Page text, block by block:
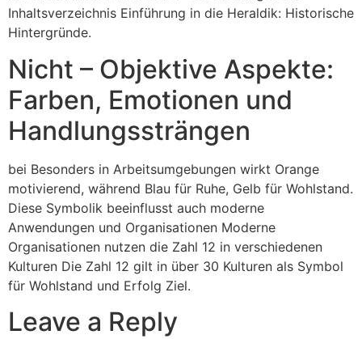
Inhaltsverzeichnis Einführung in die Heraldik: Historische
Hintergründe.
Nicht – Objektive Aspekte:
Farben, Emotionen und
Handlungssträngen
bei Besonders in Arbeitsumgebungen wirkt Orange
motivierend, während Blau für Ruhe, Gelb für Wohlstand.
Diese Symbolik beeinflusst auch moderne
Anwendungen und Organisationen Moderne
Organisationen nutzen die Zahl 12 in verschiedenen
Kulturen Die Zahl 12 gilt in über 30 Kulturen als Symbol
für Wohlstand und Erfolg Ziel.
Leave a Reply